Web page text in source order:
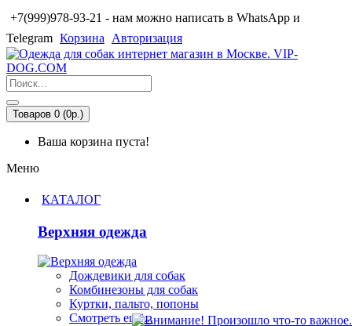
+7(999)978-93-21 - нам можно написать в WhatsApp и
Telegram Корзина Авторизация
Товаров 0 (0р.)
Ваша корзина пуста!
Меню
КАТАЛОГ
Верхняя одежда
Дождевики для собак
Комбинезоны для собак
Куртки, пальто, попоны
Смотреть ещё...